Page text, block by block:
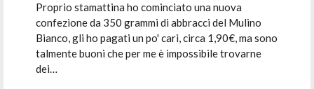
Proprio stamattina ho cominciato una nuova
confezione da 350 grammi di abbracci del Mulino
Bianco, gli ho pagati un po' cari, circa 1,90€, ma sono
talmente buoni che per me è impossibile trovarne
dei…